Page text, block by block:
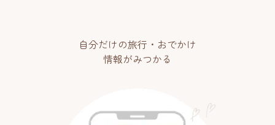
自分だけの旅行・おでかけ
情報がみつかる